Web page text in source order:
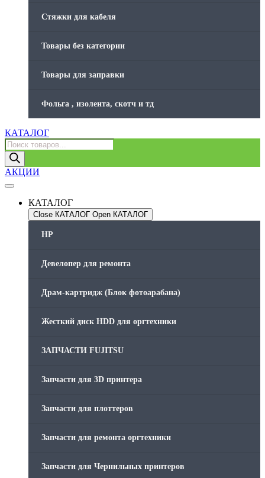
Стяжки для кабеля
Товары без категории
Товары для заправки
Фольга , изолента, скотч и тд
КАТАЛОГ
Поиск
товаров
АКЦИИ
КАТАЛОГ
Close КАТАЛОГ Open КАТАЛОГ
HP
Девелопер для ремонта
Драм-картридж (Блок фотоарабана)
Жесткий диск HDD для оргтехники
ЗАПЧАСТИ FUJITSU
Запчасти для 3D принтера
Запчасти для плоттеров
Запчасти для ремонта оргтехники
Запчасти для Чернильных принтеров